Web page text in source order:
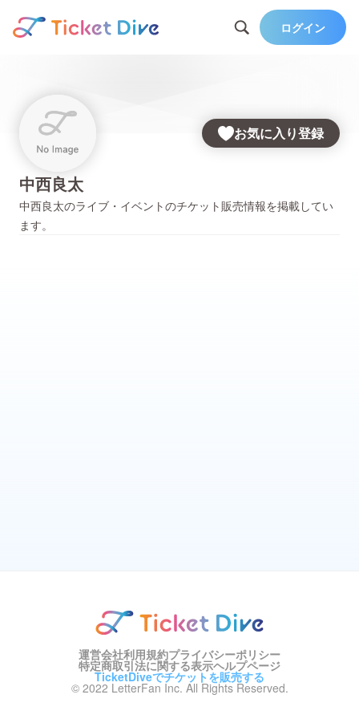
ログイン
お気に入り登録
中西良太
中西良太のライブ・イベントのチケット販売情報を掲載してい
ます。
運営会社利用規約プライバシーポリシー
特定商取引法に関する表示ヘルプページ
TicketDiveでチケットを販売する
© 2022 LetterFan Inc. All Rights Reserved.